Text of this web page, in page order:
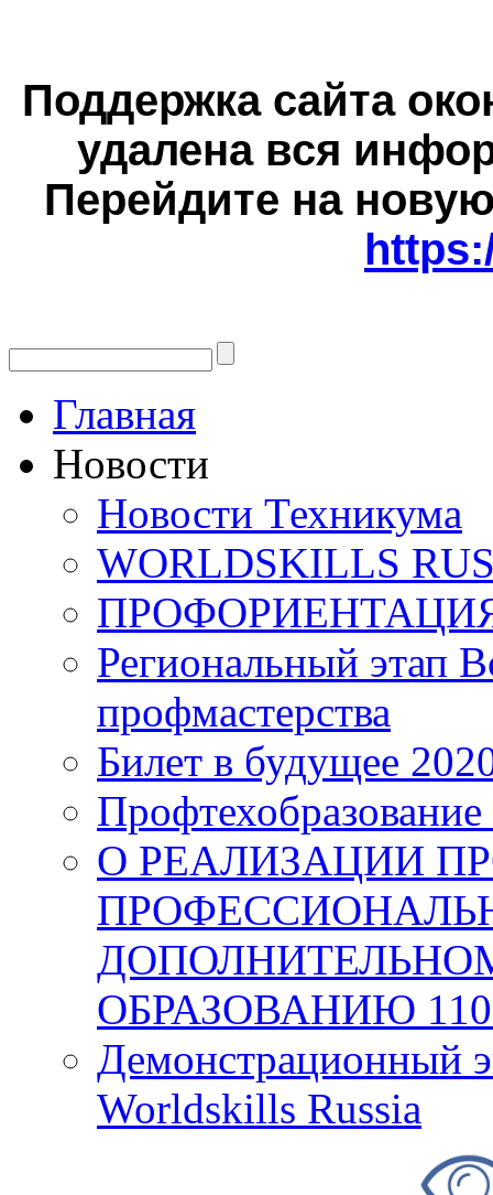
Поддержка сайта
удалена вся
Перейдите на
Главная
Новости
Новости Техникума
WORLDSKILLS
Региональный этап
профмастерства
Билет в будущее
О РЕАЛИЗАЦИИ
ОБРАЗОВАНИЮ
Демонстрационный
Worldskills Russia